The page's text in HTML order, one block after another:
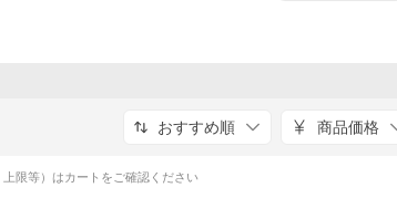
おすすめ順 商品価格
限等）はカートをご確認ください